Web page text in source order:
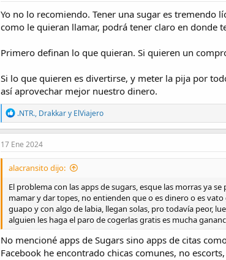
o
n
s
:
Yo no lo recomiendo. Tener una sugar es tremendo
como le quieran llamar, podrá tener claro en donde
Primero definan lo que quieran. Si quieren un
Si lo que quieren es divertirse, y meter la pija por
así aprovechar mejor nuestro dinero.
R
e
a
c
o
e
s
:
.NTR., Drakkary ElViajero
17 Ene 2024
alacransito dijo:
El problema con las apps de sugars, esque las morras ya
mamar y dar topes, no entienden que o es dinero o es
guapo y con algo de labia, llegan solas, pro todavía peor,
alguien les haga el paro de cogerlas gratis es mucha
No mencioné apps de Sugars sino apps de citas
Facebook he encontrado chicas comunes, no